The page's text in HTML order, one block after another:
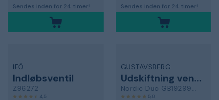
Sendes inden for 24 timer! Sendes inden for 24 timer!
IFÖ
Indløbsventil
Z96272
4,5
GUSTAVSBERG
Udskiftning ventil
Nordic Duo GB19299M2937
5,0